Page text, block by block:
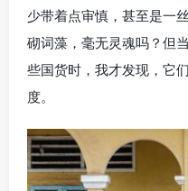
少带着点审慎，甚至是一
砌词藻，毫无灵魂吗？但
些国货时，我才发现，它
度。